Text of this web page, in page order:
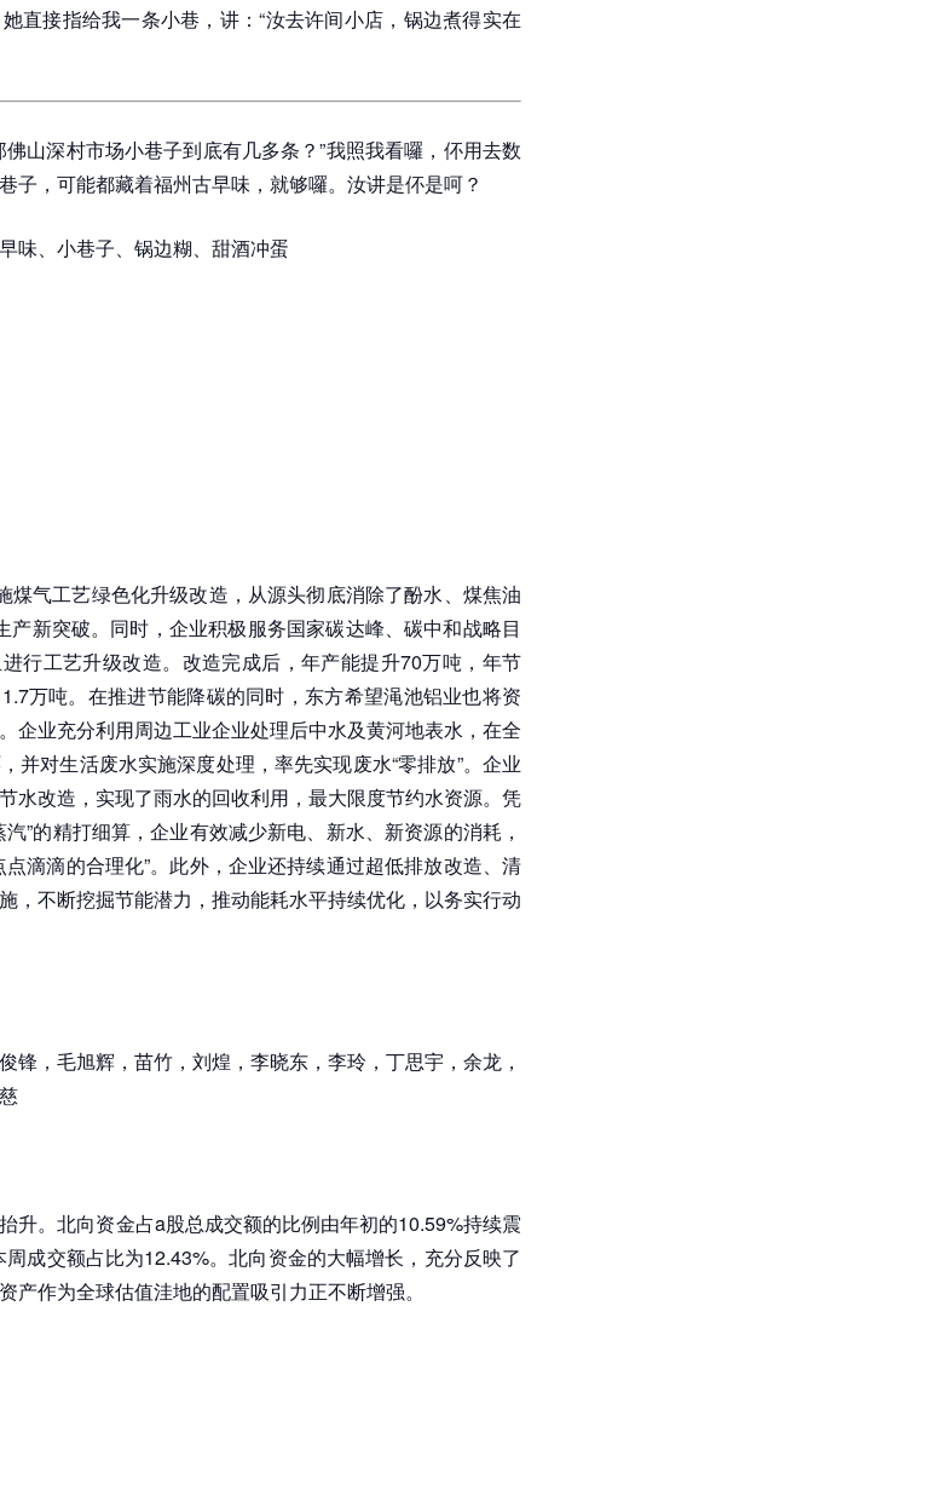
直接指给我一条小巷，讲：“汝去许间小店，锅边煮得实在
山深村市场小巷子到底有几多条？”我照我看囉，伓用去数
子，可能都藏着福州古早味，就够囉。汝讲是伓是呵？
味、小巷子、锅边糊、甜酒冲蛋
煤气工艺绿色化升级改造，从源头彻底消除了酚水、煤焦油
产新突破。同时，企业积极服务国家碳达峰、碳中和战略目
行工艺升级改造。改造完成后，年产能提升70万吨，年节
万吨。在推进节能降碳的同时，东方希望渑池铝业也将资
企业充分利用周边工业企业处理后中水及黄河地表水，在全
并对生活废水实施深度处理，率先实现废水“零排放”。企业
水改造，实现了雨水的回收利用，最大限度节约水资源。凭
”的精打细算，企业有效减少新电、新水、新资源的消耗，
滴滴的合理化”。此外，企业还持续通过超低排放改造、清
，不断挖掘节能潜力，推动能耗水平持续优化，以务实行动
锋，毛旭辉，苗竹，刘煌，李晓东，李玲，丁思宇，余龙，
升。北向资金占a股总成交额的比例由年初的10.59%持续震
成交额占比为12.43%。北向资金的大幅增长，充分反映了
产作为全球估值洼地的配置吸引力正不断增强。